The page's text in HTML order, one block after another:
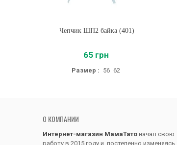
Купить
Чепчик ШП2 байка (401)
65 грн
Размер : 56 62
О КОМПАНИИ
Интернет-магазин МамаТато начал свою
работу в 2015 году и, постепенно изменяясь